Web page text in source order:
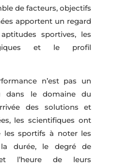
de facteurs, objectifs
apportent un regard
sportives, les
et le profil
n’est pas un
dans le domaine du
des solutions et
les scientifiques ont
les sportifs à noter les
durée, le degré de
l’heure de leurs